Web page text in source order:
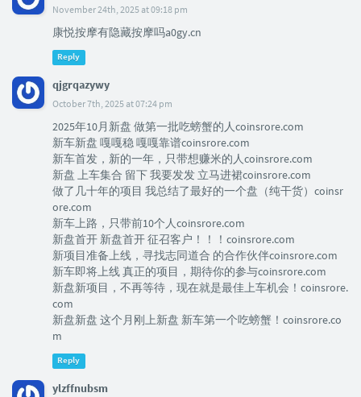
November 24th, 2025 at 09:18 pm
康悦按摩有隐藏按摩吗a0gy.cn
Reply
qjgrqazywy
October 7th, 2025 at 07:24 pm
2025年10月新盘 做第一批吃螃蟹的人coinsrore.com
新车新盘 嘎嘎稳 嘎嘎靠谱coinsrore.com
新车首发，新的一年，只带想赚米的人coinsrore.com
新盘 上车集合 留下 我要发发 立马进裙coinsrore.com
做了几十年的项目 我总结了最好的一个盘（纯干货）coinsr
ore.com
新车上路，只带前10个人coinsrore.com
新盘首开 新盘首开 征召客户！！！coinsrore.com
新项目准备上线，寻找志同道合 的合作伙伴coinsrore.com
新车即将上线 真正的项目，期待你的参与coinsrore.com
新盘新项目，不再等待，现在就是最佳上车机会！coinsrore.
com
新盘新盘 这个月刚上新盘 新车第一个吃螃蟹！coinsrore.co
m
Reply
ylzffnubsm